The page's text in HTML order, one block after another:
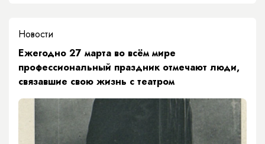
Новости
Ежегодно 27 марта во всём мире
профессиональный праздник отмечают люди,
связавшие свою жизнь с театром